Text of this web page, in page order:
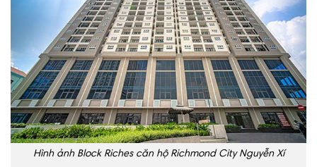
Hình ảnh Block Riches căn hộ Richmond City Nguyễn Xí